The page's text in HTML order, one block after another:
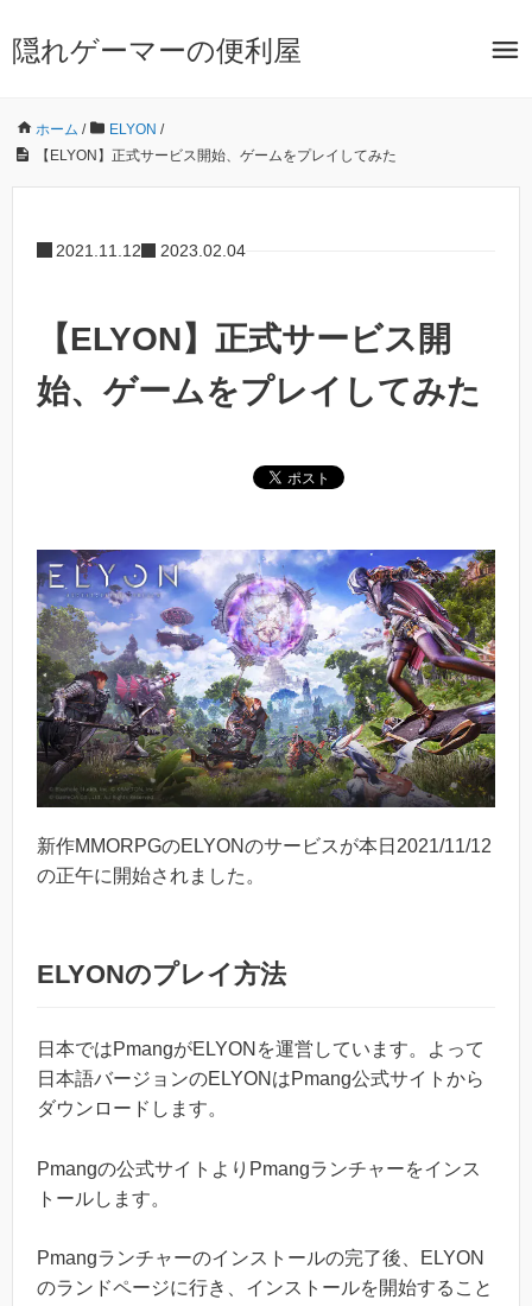
隠れゲーマーの便利屋
ホーム / ELYON /
【ELYON】正式サービス開始、ゲームをプレイしてみた
2021.11.12 2023.02.04
【ELYON】正式サービス開
始、ゲームをプレイしてみた
新作MMORPGのELYONのサービスが本日2021/11/12
の正午に開始されました。
ELYONのプレイ方法
日本ではPmangがELYONを運営しています。よって
日本語バージョンのELYONはPmang公式サイトから
ダウンロードします。
Pmangの公式サイトよりPmangランチャーをインス
トールします。
Pmangランチャーのインストールの完了後、ELYON
のランドページに行き、インストールを開始すること